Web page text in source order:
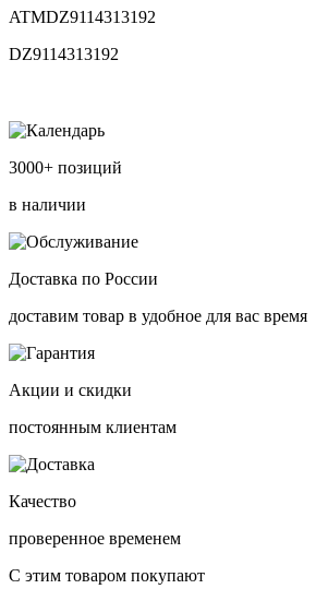
ATMDZ9114313192
DZ9114313192
3000+ позиций
в наличии
Доставка по России
доставим товар в удобное для вас время
Акции и скидки
постоянным клиентам
Качество
проверенное временем
С этим товаром покупают